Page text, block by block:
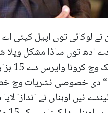
لوکائی توں اپیل کیتی
خصوصی نشریات وچ